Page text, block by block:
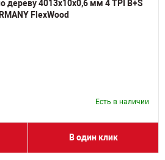
дереву 4013х10х0,6 мм 4 TPI B+S
FlexWood
Есть в наличии
В один клик